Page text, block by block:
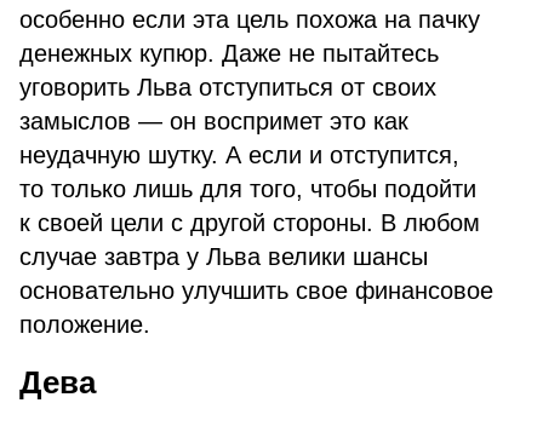
особенно если эта цель похожа на пачку
денежных купюр. Даже не пытайтесь
уговорить Льва отступиться от своих
замыслов — он воспримет это как
неудачную шутку. А если и отступится,
то только лишь для того, чтобы подойти
к своей цели с другой стороны. В любом
случае завтра у Льва велики шансы
основательно улучшить свое финансовое
положение.
Дева